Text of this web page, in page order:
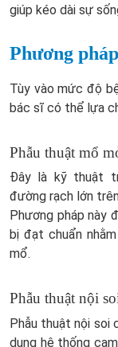
giúp kéo dài sự
Phương
Tùy vào mức độ
bác sĩ có thể lựa
Phẫu thuật mổ
Đây là kỹ thuật
đường rạch lớn
Phương pháp này
bị đạt chuẩn
mổ.
Phẫu thuật nội
Phẫu thuật nội soi
dụng hệ thống